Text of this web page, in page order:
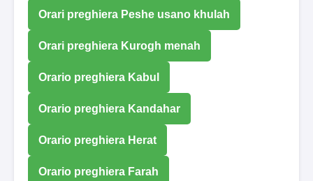
Orari preghiera Peshe usano khulah
Orari preghiera Kurogh menah
Orario preghiera Kabul
Orario preghiera Kandahar
Orario preghiera Herat
Orario preghiera Farah